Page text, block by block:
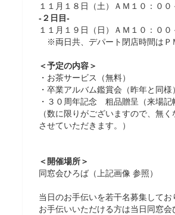
１１月１８日（土）ＡＭ１０：００
-２日目-
１１月１９日（日）ＡＭ１０：００
※両日共、デパート閉店時間はＰ
＜予定の内容＞
・お茶サービス（無料）
・卒業アルバム鑑賞会（昨年と同様）
・３０周年記念 粗品贈呈（来場記
（数に限りがございますので、無く
させていただきます。）
＜開催場所＞
同窓会ひろば（上記画像 参照）
当日のお手伝いを若干名募集してお
お手伝いいただける方は当日同窓会